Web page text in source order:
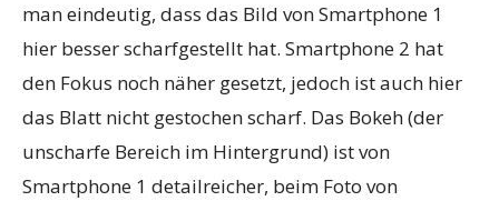
man eindeutig, dass das Bild von Smartphone 1
hier besser scharfgestellt hat. Smartphone 2 hat
den Fokus noch näher gesetzt, jedoch ist auch hier
das Blatt nicht gestochen scharf. Das Bokeh (der
unscharfe Bereich im Hintergrund) ist von
Smartphone 1 detailreicher, beim Foto von